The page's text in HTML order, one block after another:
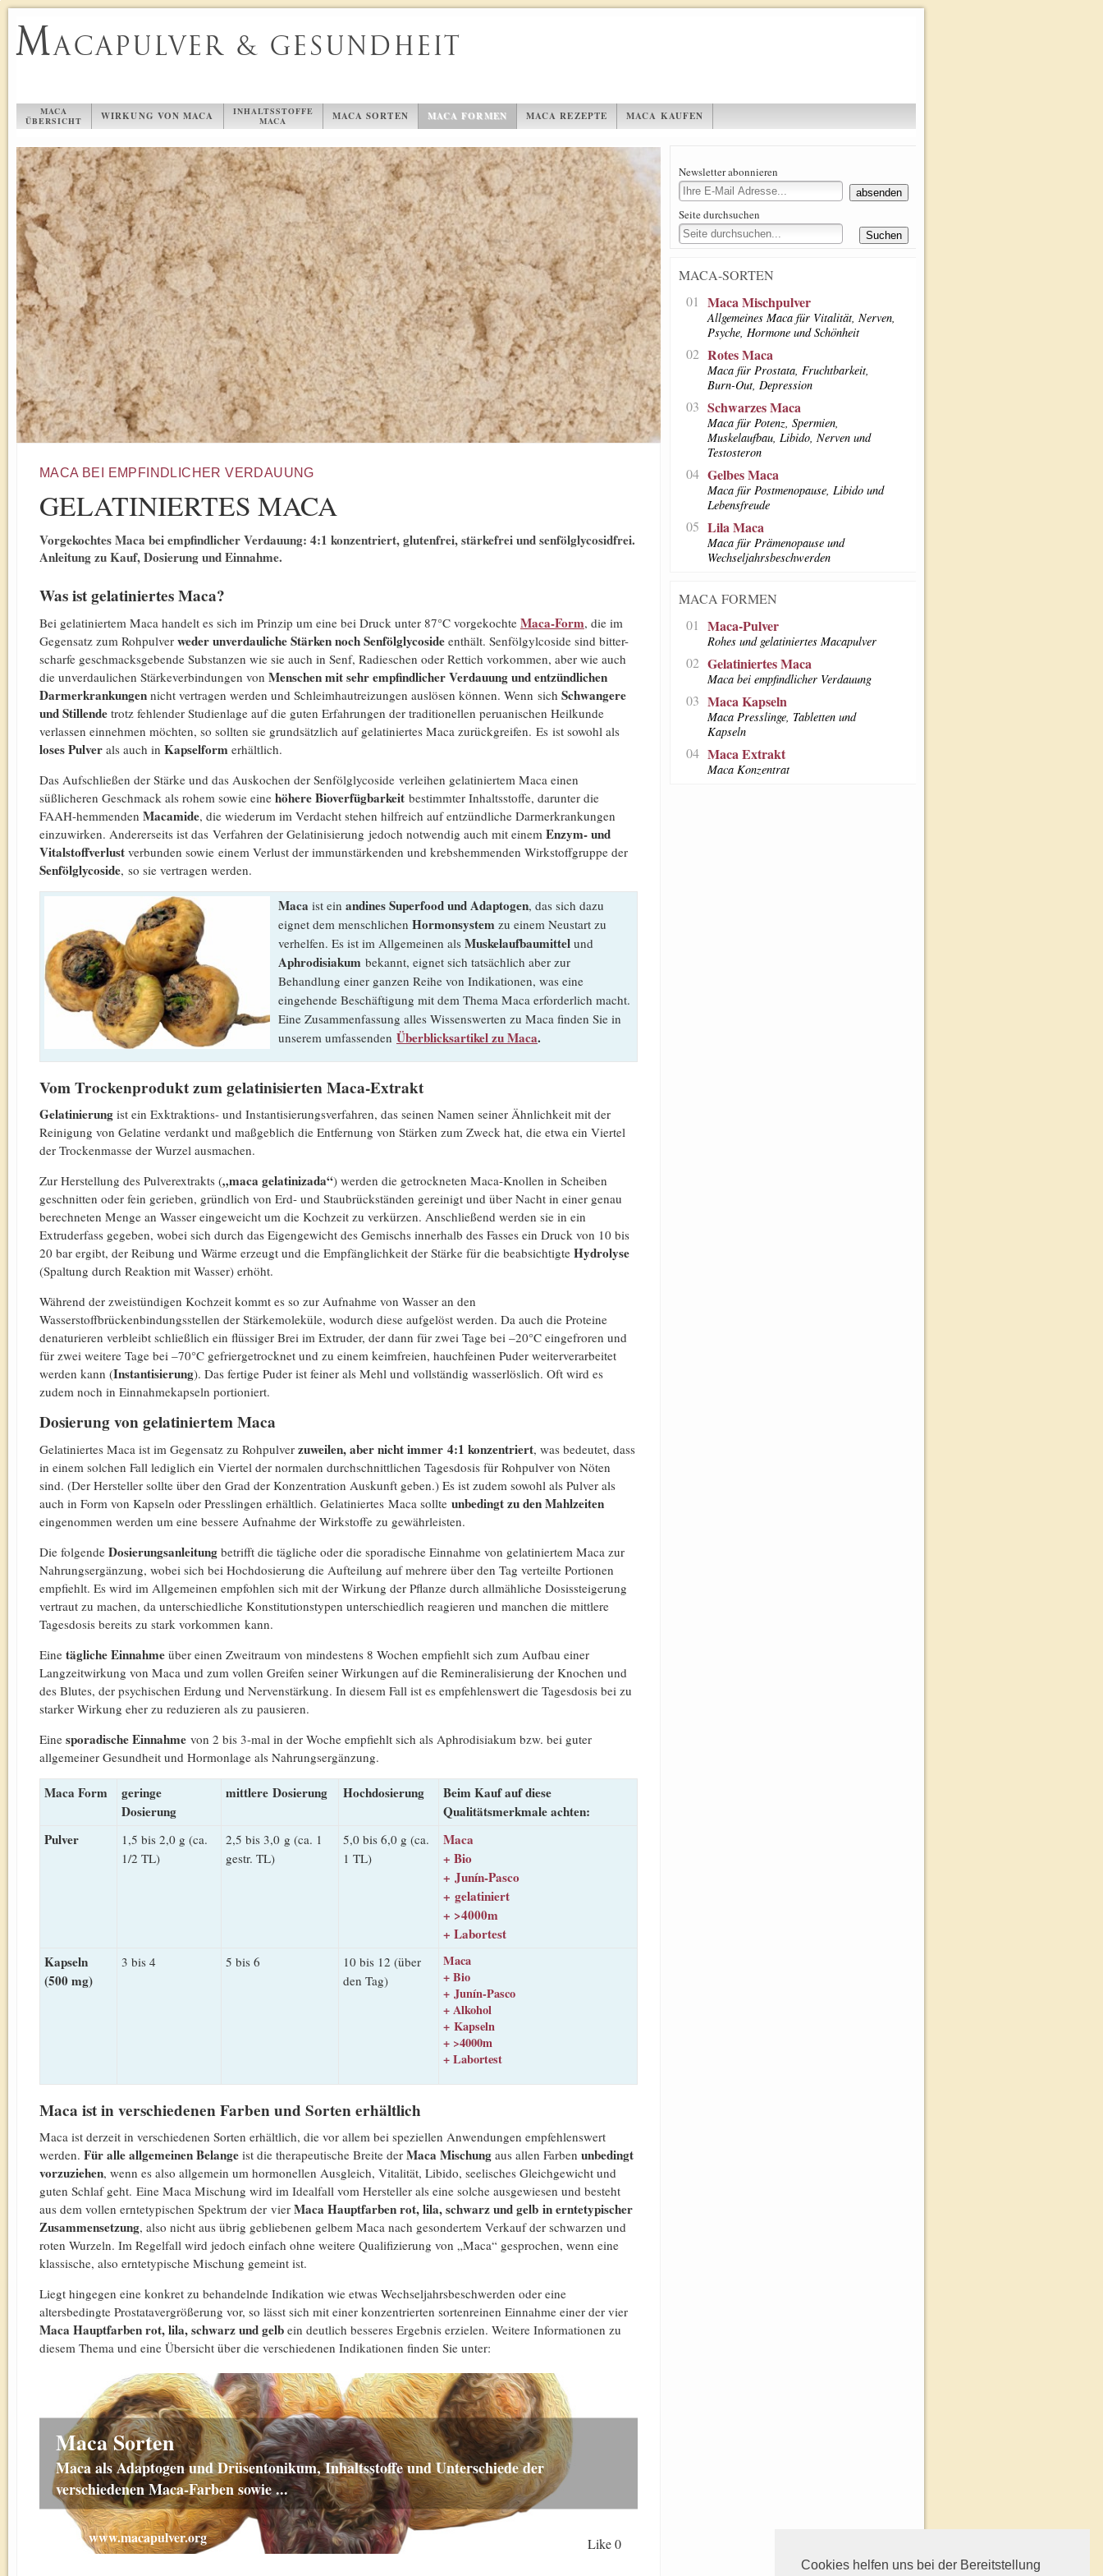
Cookies helfen uns bei der Bereitstellung
MACAPULVER & GESUNDHEIT
MACA
ÜBERSICHT
WIRKUNG VON MACA
INHALTSSTOFFE
MACA
MACA SORTEN MACA FORMEN MACA REZEPTE MACA KAUFEN
MACA BEI EMPFINDLICHER VERDAUUNG
GELATINIERTES MACA
Vorgekochtes Maca bei empfindlicher Verdauung: 4:1 konzentriert, glutenfrei, stärkefrei und senfölglycosidfrei.
Anleitung zu Kauf, Dosierung und Einnahme.
Was ist gelatiniertes Maca?
Bei gelatiniertem Maca handelt es sich im Prinzip um eine bei Druck unter 87°C vorgekochte Maca-Form, die im
Gegensatz zum Rohpulver weder unverdauliche Stärken noch Senfölglycoside enthält. Senfölgylcoside sind bitter-
scharfe geschmacksgebende Substanzen wie sie auch in Senf, Radieschen oder Rettich vorkommen, aber wie auch
die unverdaulichen Stärkeverbindungen von Menschen mit sehr empfindlicher Verdauung und entzündlichen
Darmerkrankungen nicht vertragen werden und Schleimhautreizungen auslösen können. Wenn sich Schwangere
und Stillende trotz fehlender Studienlage auf die guten Erfahrungen der traditionellen peruanischen Heilkunde
verlassen einnehmen möchten, so sollten sie grundsätzlich auf gelatiniertes Maca zurückgreifen. Es ist sowohl als
losesPulver als auch in Kapselform erhältlich.
Das Aufschließen der Stärke und das Auskochen der Senfölglycoside verleihen gelatiniertem Maca einen
süßlicheren Geschmack als rohem sowie eine höhere Bioverfügbarkeit bestimmter Inhaltsstoffe, darunter die
FAAH-hemmenden Macamide, die wiederum im Verdacht stehen hilfreich auf entzündliche Darmerkrankungen
einzuwirken. Andererseits ist das Verfahren der Gelatinisierung jedoch notwendig auch mit einem Enzym- und
Vitalstoffverlust verbunden sowie einem Verlust der immunstärkenden und krebshemmenden Wirkstoffgruppe der
Senfölglycoside, so sie vertragen werden.
Maca ist ein andines Superfood und Adaptogen, das sich dazu
eignet dem menschlichen Hormonsystem zu einem Neustart zu
verhelfen. Es ist im Allgemeinen als Muskelaufbaumittel und
Aphrodisiakum bekannt, eignet sich tatsächlich aber zur
Behandlung einer ganzen Reihe von Indikationen, was eine
eingehende Beschäftigung mit dem Thema Maca erforderlich macht.
Eine Zusammenfassung alles Wissenswerten zu Maca finden Sie in
unserem umfassenden Überblicksartikel zu Maca.
Vom Trockenprodukt zum gelatinisierten Maca-Extrakt
Gelatinierung ist ein Exktraktions- und Instantisierungsverfahren, das seinen Namen seiner Ähnlichkeit mit der
Reinigung von Gelatine verdankt und maßgeblich die Entfernung von Stärken zum Zweck hat, die etwa ein Viertel
der Trockenmasse der Wurzel ausmachen.
Zur Herstellung des Pulverextrakts („maca gelatinizada“) werden die getrockneten Maca-Knollen in Scheiben
geschnitten oder fein gerieben, gründlich von Erd- und Staubrückständen gereinigt und über Nacht in einer genau
berechneten Menge an Wasser eingeweicht um die Kochzeit zu verkürzen. Anschließend werden sie in ein
Extruderfass gegeben, wobei sich durch das Eigengewicht des Gemischs innerhalb des Fasses ein Druck von 10 bis
20 bar ergibt, der Reibung und Wärme erzeugt und die Empfänglichkeit der Stärke für die beabsichtigte Hydrolyse
(Spaltung durch Reaktion mit Wasser) erhöht.
Während der zweistündigen Kochzeit kommt es so zur Aufnahme von Wasser an den
Wasserstoffbrückenbindungsstellen der Stärkemoleküle, wodurch diese aufgelöst werden. Da auch die Proteine
denaturieren verbleibt schließlich ein flüssiger Brei im Extruder, der dann für zwei Tage bei –20°C eingefroren und
für zwei weitere Tage bei –70°C gefriergetrocknet und zu einem keimfreien, hauchfeinen Puder weiterverarbeitet
werden kann (Instantisierung). Das fertige Puder ist feiner als Mehl und vollständig wasserlöslich. Oft wird es
zudem noch in Einnahmekapseln portioniert.
Dosierung von gelatiniertem Maca
Gelatiniertes Maca ist im Gegensatz zu Rohpulver zuweilen, aber nicht immer 4:1 konzentriert, was bedeutet, dass
in einem solchen Fall lediglich ein Viertel der normalen durchschnittlichen Tagesdosis für Rohpulver von Nöten
sind. (Der Hersteller sollte über den Grad der Konzentration Auskunft geben.) Es ist zudem sowohl als Pulver als
auch in Form von Kapseln oder Presslingen erhältlich. Gelatiniertes Maca sollte unbedingt zu den Mahlzeiten
eingenommen werden um eine bessere Aufnahme der Wirkstoffe zu gewährleisten.
Die folgende Dosierungsanleitung betrifft die tägliche oder die sporadische Einnahme von gelatiniertem Maca zur
Nahrungsergänzung, wobei sich bei Hochdosierung die Aufteilung auf mehrere über den Tag verteilte Portionen
empfiehlt. Es wird im Allgemeinen empfohlen sich mit der Wirkung der Pflanze durch allmähliche Dosissteigerung
vertraut zu machen, da unterschiedliche Konstitutionstypen unterschiedlich reagieren und manchen die mittlere
Tagesdosis bereits zu stark vorkommen kann.
Eine tägliche Einnahme über einen Zweitraum von mindestens 8 Wochen empfiehlt sich zum Aufbau einer
Langzeitwirkung von Maca und zum vollen Greifen seiner Wirkungen auf die Remineralisierung der Knochen und
des Blutes, der psychischen Erdung und Nervenstärkung. In diesem Fall ist es empfehlenswert die Tagesdosis bei zu
starker Wirkung eher zu reduzieren als zu pausieren.
Eine sporadische Einnahme von 2 bis 3-mal in der Woche empfiehlt sich als Aphrodisiakum bzw. bei guter
allgemeiner Gesundheit und Hormonlage als Nahrungsergänzung.
Maca Form
geringe
Dosierung
mittlere Dosierung Hochdosierung
Beim Kauf auf diese
Qualitätsmerkmale achten:
Pulver
1,5 bis 2,0 g (ca.
1/2 TL)
2,5 bis 3,0 g (ca. 1
gestr. TL)
5,0 bis 6,0 g (ca.
1 TL)
Maca
+ Bio
+ Junín-Pasco
+ gelatiniert
+ >4000m
+ Labortest
Kapseln
(500 mg)
3 bis 4 5 bis 6
10 bis 12 (über
den Tag)
Maca
+ Bio
+ Junín-Pasco
+ Alkohol
+ Kapseln
+ >4000m
+ Labortest
Maca ist in verschiedenen Farben und Sorten erhältlich
Maca ist derzeit in verschiedenen Sorten erhältlich, die vor allem bei speziellen Anwendungen empfehlenswert
werden. Für alle allgemeinen Belange ist die therapeutische Breite der Maca Mischung aus allen Farben unbedingt
vorzuziehen, wenn es also allgemein um hormonellen Ausgleich, Vitalität, Libido, seelisches Gleichgewicht und
guten Schlaf geht. Eine Maca Mischung wird im Idealfall vom Hersteller als eine solche ausgewiesen und besteht
aus dem vollen erntetypischen Spektrum der vier MacaHauptfarben rot, lila, schwarz und gelb in erntetypischer
Zusammensetzung, also nicht aus übrig gebliebenen gelbem Maca nach gesondertem Verkauf der schwarzen und
roten Wurzeln. Im Regelfall wird jedoch einfach ohne weitere Qualifizierung von „Maca“ gesprochen, wenn eine
klassische, also erntetypische Mischung gemeint ist.
Liegt hingegen eine konkret zu behandelnde Indikation wie etwas Wechseljahrsbeschwerden oder eine
altersbedingte Prostatavergrößerung vor, so lässt sich mit einer konzentrierten sortenreinen Einnahme einer der vier
MacaHauptfarben rot, lila, schwarz und gelb ein deutlich besseres Ergebnis erzielen. Weitere Informationen zu
diesem Thema und eine Übersicht über die verschiedenen Indikationen finden Sie unter:
Maca Sorten
Maca als Adaptogen und Drüsentonikum, Inhaltsstoffe und Unterschiede der
verschiedenen Maca-Farben sowie ...
www.macapulver.org Like0
Newsletter abonnieren
Seite durchsuchen
MACA-SORTEN
01
Maca Mischpulver
Allgemeines Maca für Vitalität, Nerven,
Psyche, Hormone und Schönheit
02 Rotes Maca
Maca für Prostata, Fruchtbarkeit,
Burn-Out, Depression
03 Schwarzes Maca
Maca für Potenz, Spermien,
Muskelaufbau, Libido, Nerven und
Testosteron
04 Gelbes Maca
Maca für Postmenopause, Libido und
Lebensfreude
05 Lila Maca
Maca für Prämenopause und
Wechseljahrsbeschwerden
MACA FORMEN
01
Maca-Pulver
Rohes und gelatiniertes Macapulver
02 Gelatiniertes Maca
Maca bei empfindlicher Verdauung
03 Maca Kapseln
Maca Presslinge, Tabletten und
Kapseln
04 Maca Extrakt
Maca Konzentrat